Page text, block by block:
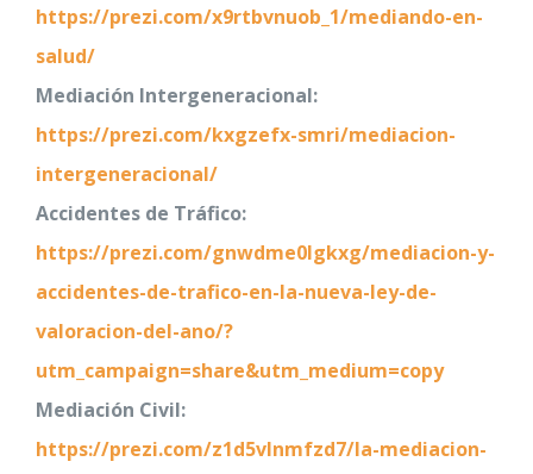
https://prezi.com/x9rtbvnuob_1/mediando-en-
salud/
Mediación Intergeneracional:
https://prezi.com/kxgzefx-smri/mediacion-
intergeneracional/
Accidentes de Tráfico:
https://prezi.com/gnwdme0lgkxg/mediacion-y-
accidentes-de-trafico-en-la-nueva-ley-de-
valoracion-del-ano/?
utm_campaign=share&utm_medium=copy
Mediación Civil:
https://prezi.com/z1d5vlnmfzd7/la-mediacion-